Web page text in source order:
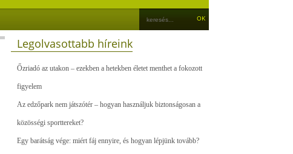
Legolvasottabb híreink
Őzriadó az utakon – ezekben a hetekben életet menthet a fokozott
figyelem
Az edzőpark nem játszótér – hogyan használjuk biztonságosan a
közösségi sporttereket?
Egy barátság vége: miért fáj ennyire, és hogyan lépjünk tovább?